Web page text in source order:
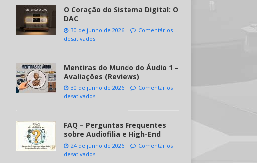
O Coração do Sistema Digital: O
DAC
30 de junho de 2026
Comentários
desativados
Mentiras do Mundo do Áudio 1 –
Avaliações (Reviews)
30 de junho de 2026
Comentários
desativados
FAQ – Perguntas Frequentes
sobre Audiofilia e High-End
24 de junho de 2026
Comentários
desativados